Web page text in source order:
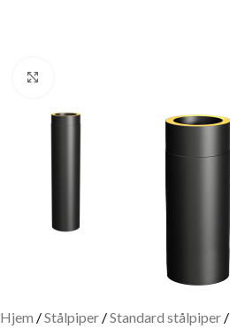
Hjem Stålpiper Standard stålpiper